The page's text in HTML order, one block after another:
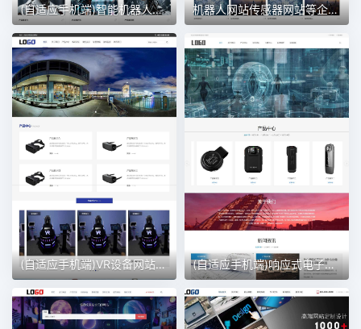
(自适应手机端)智能机器人网站模板 智能AI人工网站 机器人网站传感器网站等企业 传感器网站模版
(自适应手机端)VR设备网站模板 VR眼睛网站 (自适应手机端)响应式电子设备网站模板